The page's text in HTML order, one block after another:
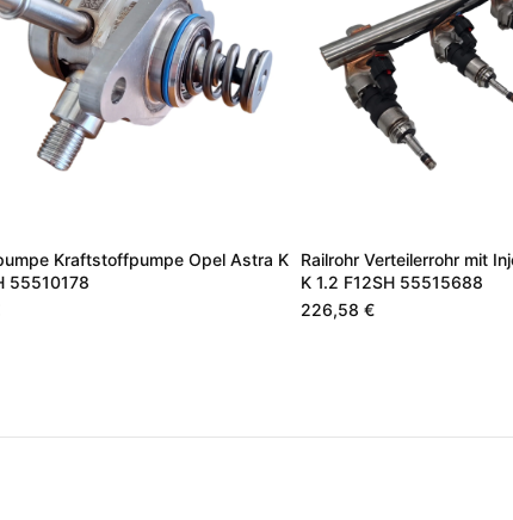
Kraftstoffpumpe Opel Astra K
55510178
Railrohr Verteilerrohr mit
K 1.2 F12SH 55515688
226,58 €